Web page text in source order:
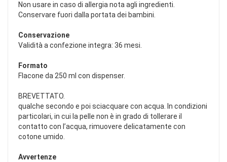
Non usare in caso di allergia nota agli ingredienti.
Conservare fuori dalla portata dei bambini.
Conservazione
Validità a confezione integra: 36 mesi.
Formato
Flacone da 250 ml con dispenser.
BREVETTATO.
qualche secondo e poi sciacquare con acqua. In condizioni
particolari, in cui la pelle non è in grado di tollerare il
contatto con l’acqua, rimuovere delicatamente con
cotone umido.
Avvertenze